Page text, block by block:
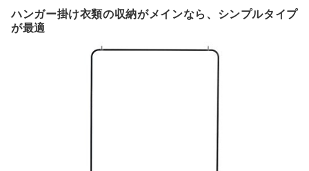
ハンガー掛け衣類の収納がメインなら、シンプルタイプ
が最適